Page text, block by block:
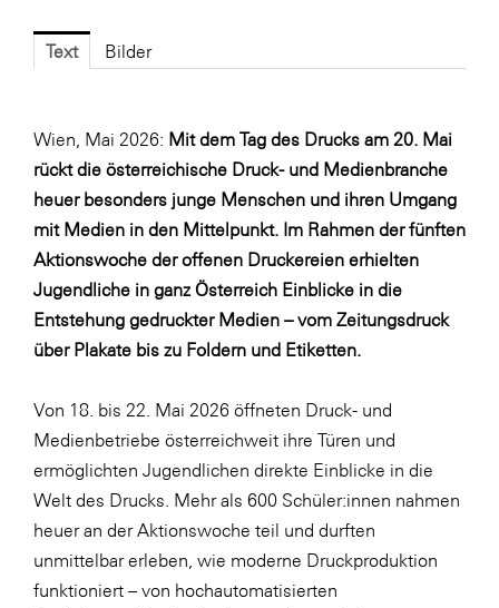
FRoSTA
Gardena
Gas Connect Austria
GBV - Verband gemeinnütziger
Bauvereinigungen
Getzner Werkstoffe
Heimat Österreich
ikp
JELD-WEN DANA
kosaplaner
LAT Nitrogen
Libro
Lidl Österreich
Text Bilder
Wien, Mai 2026: Mit dem Tag des Drucks am 20. Mai
rückt die österreichische Druck- und Medienbranche
heuer besonders junge Menschen und ihren Umgang
mit Medien in den Mittelpunkt. Im Rahmen der fünften
Aktionswoche der offenen Druckereien erhielten
Jugendliche in ganz Österreich Einblicke in die
Entstehung gedruckter Medien – vom Zeitungsdruck
über Plakate bis zu Foldern und Etiketten.
Von 18. bis 22. Mai 2026 öffneten Druck- und
Medienbetriebe österreichweit ihre Türen und
ermöglichten Jugendlichen direkte Einblicke in die
Welt des Drucks. Mehr als 600 Schüler:innen nahmen
heuer an der Aktionswoche teil und durften
unmittelbar erleben, wie moderne Druckproduktion
funktioniert – von hochautomatisierten